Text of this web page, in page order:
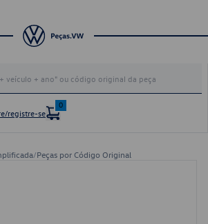
registre-se
0
/Peças por Código Original